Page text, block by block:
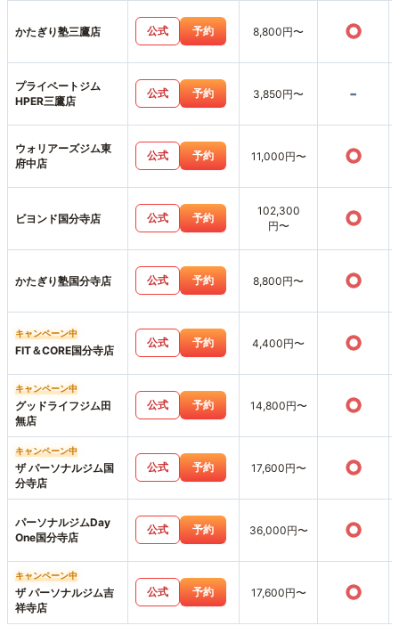
かたぎり塾三鷹店 公式 予約 8,800円〜 ○
プライベートジム
HPER三鷹店
公式 予約 3,850円〜 -
ウォリアーズジム東
府中店
公式 予約 11,000円〜 ○
ビヨンド国分寺店 公式 予約
102,300
円〜
○
かたぎり塾国分寺店 公式 予約 8,800円〜 ○
キャンペーン中
FIT＆CORE国分寺店
公式 予約 4,400円〜 ○
キャンペーン中
グッドライフジム田
無店
公式 予約 14,800円〜 ○
キャンペーン中
ザ パーソナルジム国
分寺店
公式 予約 17,600円〜 ○
パーソナルジムDay
One国分寺店
公式 予約 36,000円〜 ○
キャンペーン中
ザ パーソナルジム吉
祥寺店
公式 予約 17,600円〜 ○